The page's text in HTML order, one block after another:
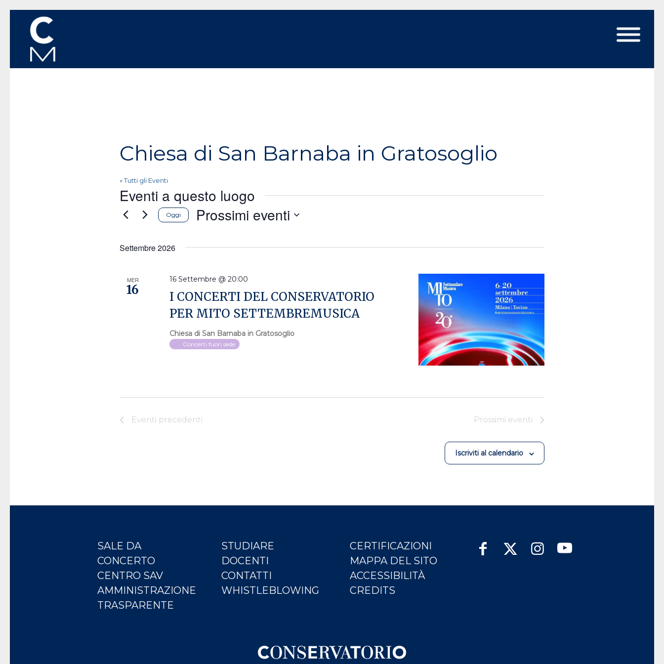
Chiesa di San Barnaba in Gratosoglio
« Tutti gli Eventi
Eventi a questo luogo
Oggi Prossimi eventi
data.
Settembre 2026
MER
16
I CONCERTI DEL CONSERVATORIO
PER MITO SETTEMBREMUSICA
16 Settembre @ 20:00
Chiesa di San Barnaba in Gratosoglio
Concerti fuori sede
Eventi precedenti Prossimi eventi
Iscriviti al calendario
SALE DA
CONCERTO
CENTRO SAV
AMMINISTRAZIONE
TRASPARENTE
STUDIARE
DOCENTI
CONTATTI
WHISTLEBLOWING
CERTIFICAZIONI
MAPPA DEL SITO
ACCESSIBILITÀ
CREDITS